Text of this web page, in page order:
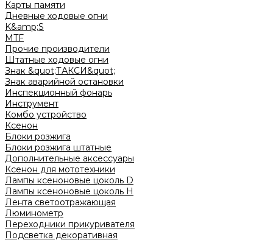
Карты памяти
Дневные ходовые огни
K&amp;S
MTF
Прочие производители
Штатные ходовые огни
Знак &quot;ТАКСИ&quot;
Знак аварийной остановки
Инспекционный фонарь
Инструмент
Комбо устройство
Ксенон
Блоки розжига
Блоки розжига штатные
Дополнительные аксессуары
Ксенон для мототехники
Лампы ксеноновые цоколь D
Лампы ксеноновые цоколь H
Лента светоотражающая
Люминометр
Переходники прикуривателя
Подсветка декоративная